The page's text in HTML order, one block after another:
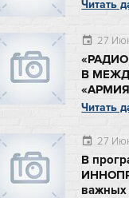
Читать
event 27
В
Читать
event 27
В
важных